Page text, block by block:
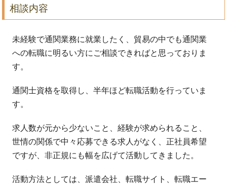
相談内容
未経験で通関業務に就業したく、貿易の中でも通関業
への転職に明るい方にご相談できればと思っておりま
す。
通関士資格を取得し、半年ほど転職活動を行っていま
す。
求人数が元から少ないこと、経験が求められること、
世情の関係で中々応募できる求人がなく、正社員希望
ですが、非正規にも幅を広げて活動してきました。
活動方法としては、派遣会社、転職サイト、転職エー